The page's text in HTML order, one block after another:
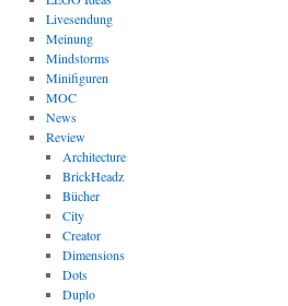
Livesendung
Meinung
Mindstorms
Minifiguren
MOC
News
Review
Architecture
BrickHeadz
Bücher
City
Creator
Dimensions
Dots
Duplo